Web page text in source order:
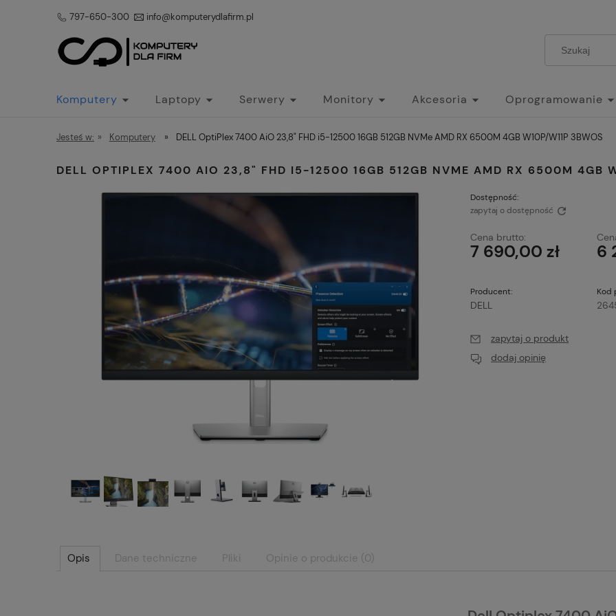
797-650-300 info@komputerydlafirm.pl
Komputery Laptopy Serwery Monitory Akcesoria Oprogramowanie
Jesteś w: » Komputery » DELL OptiPlex 7400 AiO 23,8" FHD i5-12500 16GB 512GB NVMe AMD RX 6500M 4GB W10P/W11P 3BWOS
DELL OPTIPLEX 7400 AIO 23,8" FHD I5-12500 16GB 512GB NVME AMD RX 6500M 4GB
Dostępność:
zapytaj o dostępność
Cena brutto:
7 690,00 zł 6
Producent:
DELL
Kod
zapytaj o produkt
dodaj opinię
Opis Dane techniczne Pliki Opinie o produkcie (0)